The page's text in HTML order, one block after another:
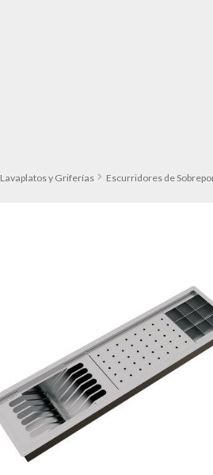
Lavaplatos y Griferías Escurridores de